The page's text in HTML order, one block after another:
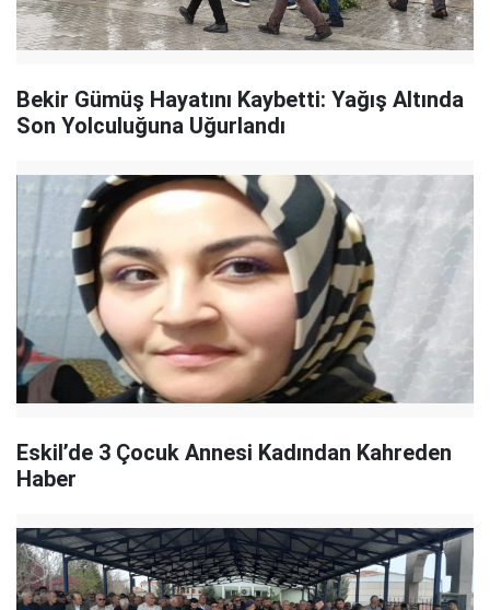
Bekir Gümüş Hayatını Kaybetti: Yağış Altında
Son Yolculuğuna Uğurlandı
Eskil’de 3 Çocuk Annesi Kadından Kahreden
Haber